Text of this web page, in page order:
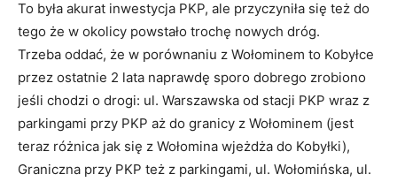
To była akurat inwestycja PKP, ale przyczyniła się też do
tego że w okolicy powstało trochę nowych dróg.
Trzeba oddać, że w porównaniu z Wołominem to Kobyłce
przez ostatnie 2 lata naprawdę sporo dobrego zrobiono
jeśli chodzi o drogi: ul. Warszawska od stacji PKP wraz z
parkingami przy PKP aż do granicy z Wołominem (jest
teraz różnica jak się z Wołomina wjeżdża do Kobyłki),
Graniczna przy PKP też z parkingami, ul. Wołomińska, ul.